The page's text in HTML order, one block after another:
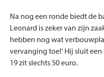
Na nog een ronde biedt de
Leonard is zeker van zijn
hebben nog wat
vervanging toe!' Hij sluit
19 zit slechts 50 euro.